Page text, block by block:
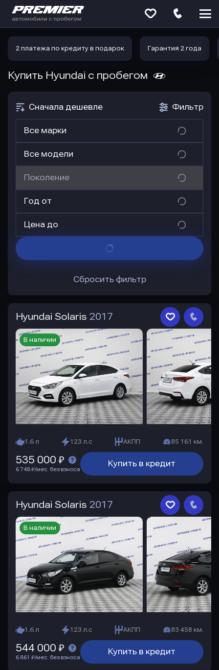
2 платежа по кредиту в подарок Гарантия 2 года
Купить Hyundai с пробегом
Фильтр
Сначала дешевле
Все марки
Все модели
Поколение
Год от
Цена до
Сбросить фильтр
Hyundai Solaris 2017
1.6 л 123 л.с АКПП 85 161 км.
В наличии
Купить в кредит
535 000 ₽
6 748 ₽/мес. без взноса
Hyundai Solaris 2017
1.6 л 123 л.с АКПП 83 458 км.
В наличии
Купить в кредит
544 000 ₽
6 861 ₽/мес. без взноса